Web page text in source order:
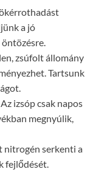
a jó
zsúfolt állomány
Tartsunk
Az izsóp csak napos
megnyúlik,
nitrogén serkenti a
fejlődését.